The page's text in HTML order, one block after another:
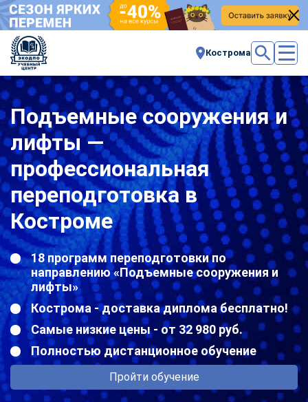
Кострома
Подъемные сооружения и
лифты —
профессиональная
переподготовка в
Костроме
18 программ переподготовки по
направлению «Подъемные сооружения и
лифты»
Кострома - доставка диплома бесплатно!
Самые низкие цены - от 32 980 руб.
Полностью дистанционное обучение
Пройти обучение